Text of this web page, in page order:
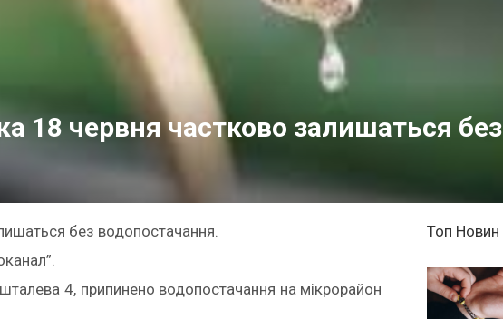
18 червня частково залишаться без
без водопостачання.
4, припинено водопостачання на мікрорайон
Топ Новин